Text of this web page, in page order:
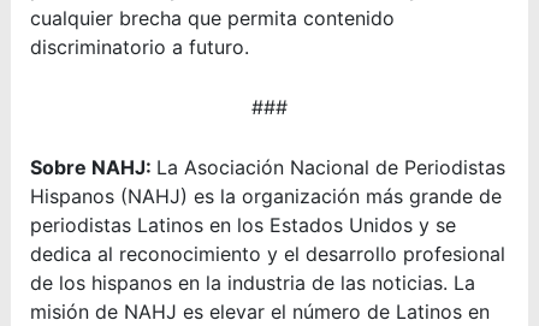
cualquier brecha que permita contenido
discriminatorio a futuro.
###
Sobre NAHJ: La Asociación Nacional de Periodistas
Hispanos (NAHJ) es la organización más grande de
periodistas Latinos en los Estados Unidos y se
dedica al reconocimiento y el desarrollo profesional
de los hispanos en la industria de las noticias. La
misión de NAHJ es elevar el número de Latinos en